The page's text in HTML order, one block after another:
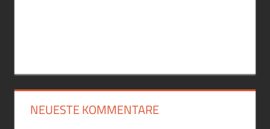
NEUESTE KOMMENTARE